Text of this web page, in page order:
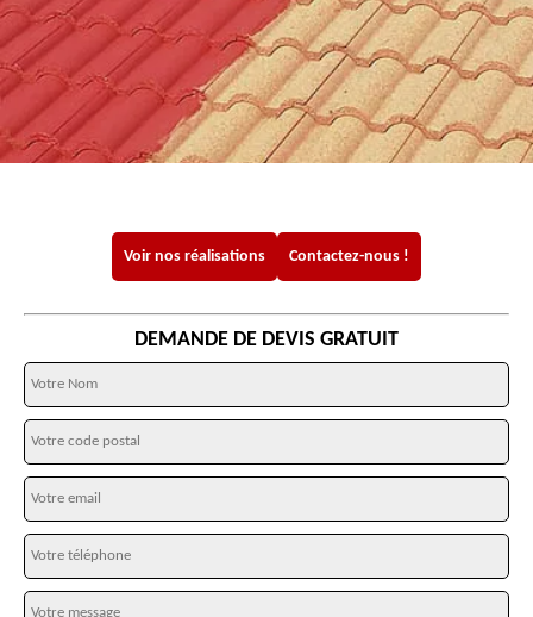
Voir nos réalisations Contactez-nous !
DEMANDE DE DEVIS GRATUIT